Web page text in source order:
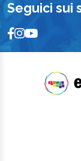
Seguici sui